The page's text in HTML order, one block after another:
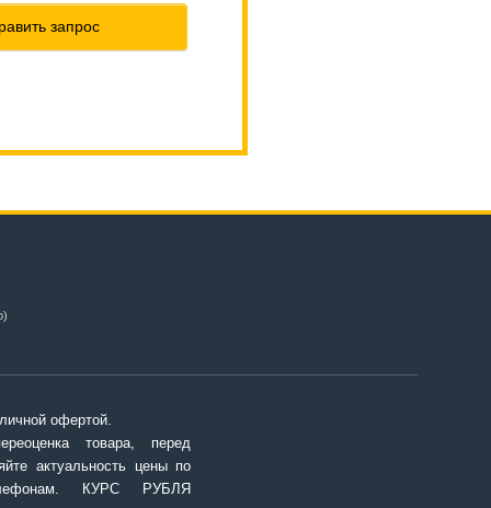
запрос
офертой.
товара, перед
актуальность цены по
КУРС РУБЛЯ